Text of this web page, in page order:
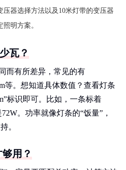
器选择方法以及10米灯带的变压器
明方案。
瓦？
而有所差异，常见的有
等。想知道具体数值？查看灯条
标识即可。比如，一条标着
。功率就像灯条的“饭量”，
。
用？